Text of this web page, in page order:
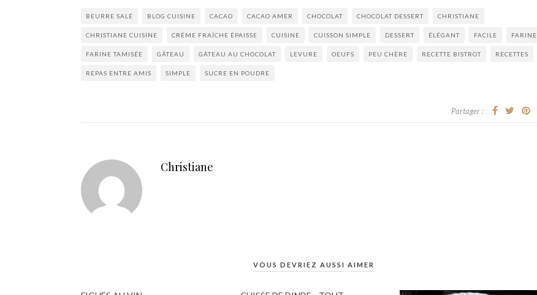
BEURRE SALÉ BLOG CUISINE CACAO CACAO AMER CHOCOLAT CHOCOLAT DESSERT CHRISTIANE
CHRISTIANE CUISINE CRÈME FRAÎCHE ÉPAISSE CUISINE CUISSON SIMPLE DESSERT ÉLÉGANT FACILE FARINE
FARINE TAMISÉE GÂTEAU GÂTEAU AU CHOCOLAT LEVURE OEUFS PEU CHÈRE RECETTE BISTROT RECETTES
REPAS ENTRE AMIS SIMPLE SUCRE EN POUDRE
Partager :
Christiane
VOUS DEVRIEZ AUSSI AIMER